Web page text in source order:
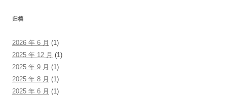
归档
2026 年 6 月 (1)
2025 年 12 月 (1)
2025 年 9 月 (1)
2025 年 8 月 (1)
2025 年 6 月 (1)